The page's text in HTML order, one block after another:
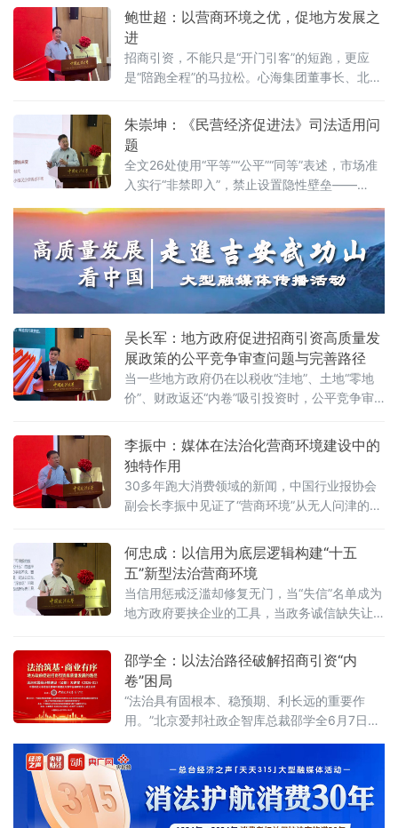
以
心揭牌仪式既同期举办的“法治筑基、商业有序
——地方政府促进招商引资和高质量发展路
径”法治化营商环境建设（公益）大讲堂2026首
期活动上给出明确答案：律师不仅是法律的实
践者，更是连接政府、市场与司法的法治纽
法治化水
鲍世超：以营商环境之优，促地方发展之
进
招商引资，不能只是“开门引客”的短跑，更应
是“陪跑全程”的马拉松。心海集团董事长、北京
行会长鲍世超6月7日在中国政法大学法治化营
商环境建设与数字金融研究中心揭牌仪式既同
期举办的“法治筑基、商业有序——地方政府促
进招商引资和高质量发展路径”法治化营商环境
建设（公益）大讲堂2026首期活动上，以企业
家视角道出法治化营商环境的真谛：“一个
朱崇坤：《民营经济促进法》司法适用问
题
全文26处使用“平等”“公平”“同等”表述，市场准
入实行“非禁即入”，禁止设置隐性壁垒——
经济促进法》被寄予厚望。然而，北京企业法
治与发展研究会副会长朱崇坤6月7日在中国政
法大学法治化营商环境建设与数字金融研究中
心揭牌仪式既同期举办的“法治筑基、商业有序
——地方政府促进招商引资和高质量发展路
吴长军：地方政府促进招商引资高质量发
展政策的公平竞争审查问题与完善路径
当一些地方政府仍在以税收“洼地”、土地“零地
价”、财政返还“内卷”吸引投资时，公平竞争审
例》施行近两年来，为何部分地区仍屡屡出
现“超国民待遇”补贴、隐性地方保护、跨区域恶
性竞争？北京物资学院法学院院长吴长军6月7
日在中国政法大学法治化营商环境建设与数字
金融研究中心揭牌仪式既同期举办的“法治筑
李振中：媒体在法治化营商环境建设中的
独特作用
30多年跑大消费领域的新闻，中国行业报协会
副会长李振中见证了“营商环境”从无人问津的模
国政法大学法治化营商环境建设与数字金融研
究中心揭牌仪式既同期举办的“法治筑基、商业
有序——地方政府促进招商引资和高质量发展
路径”法治化营商环境建设（公益）大讲堂2026
首期活动上，李振中以媒体人视角直言：法治
何忠成：以信用为底层逻辑构建“十五
五”新型法治营商环境
当信用惩戒泛滥却修复无门，当“失信”名单成为
地方政府要挟企业的工具，当政务诚信缺失让
环境，还是在异化为另一种权力寻租？上海大
学法学院企业法治与创新发展研究中心主任何
忠成6月7日在中国政法大学法治化营商环境建
设与数字金融研究中心揭牌仪式既同期举办
的“法治筑基、商业有序——地方政府促进招商
引资和高质量发展路径”法治化营商环境建设
（公益）大
邵学全：以法治路径破解招商引资“内
卷”困局
“法治具有固根本、稳预期、利长远的重要作
用。”北京爱邦社政企智库总裁邵学全6月7日在
研究中心揭牌仪式既同期举办的“法治筑基、商
业有序——地方政府促进招商引资和高质量发
展路径”法治化营商环境建设（公益）大讲堂
2026首期活动上发表书面发言，为地方政府招